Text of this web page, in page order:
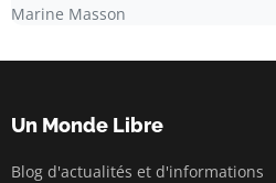
Marine Masson
Un Monde Libre
Blog d'actualités et d'informations